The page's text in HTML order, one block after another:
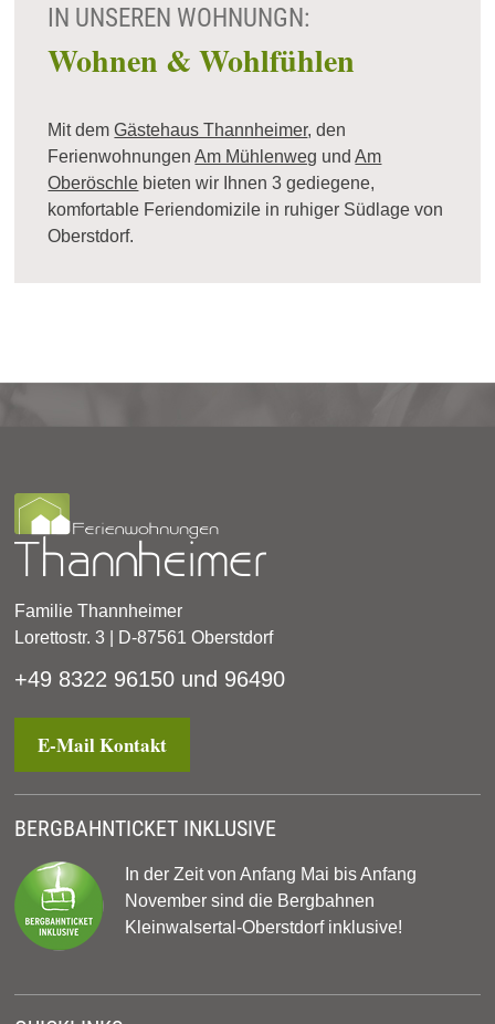
IN UNSEREN WOHNUNGN:
Wohnen & Wohlfühlen
Mit demGästehaus Thannheimer, den
FerienwohnungenAm Mühlenweg undAm
Oberöschle bieten wir Ihnen 3 gediegene,
komfortable Feriendomizile in ruhiger Südlage von
Oberstdorf.
Familie Thannheimer
Lorettostr. 3 | D-87561 Oberstdorf
+49 8322 96150 und 96490
E-Mail Kontakt
BERGBAHNTICKET INKLUSIVE
In der Zeit von Anfang Mai bis Anfang
November sind die Bergbahnen
Kleinwalsertal-Oberstdorf inklusive!